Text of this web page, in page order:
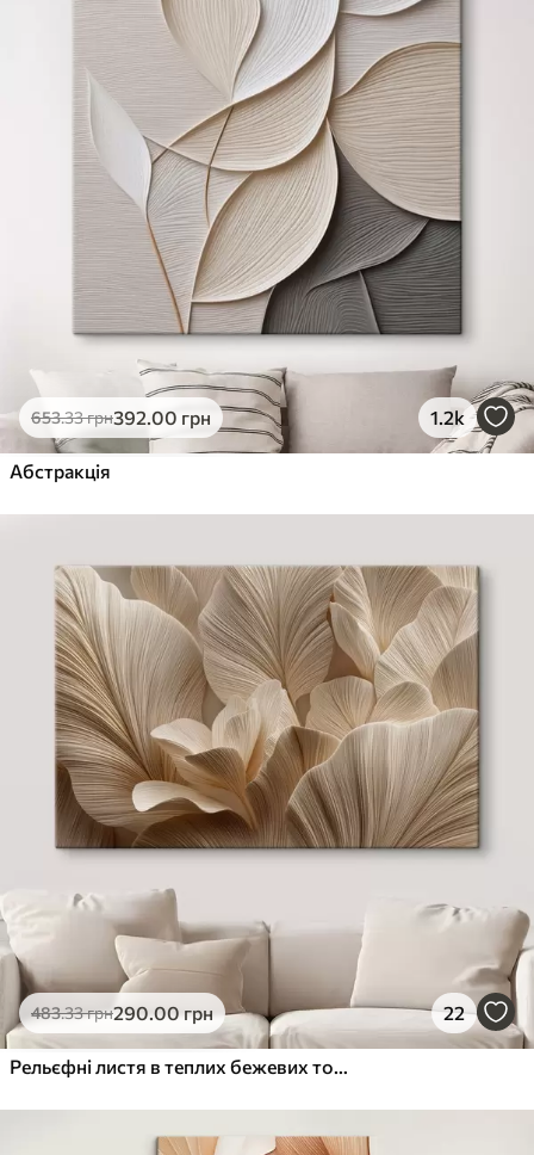
653.33грн392.00 грн 1.2k
Абстракція
483.33грн290.00грн 22
Рельєфні листя в теплих бежевих тонах